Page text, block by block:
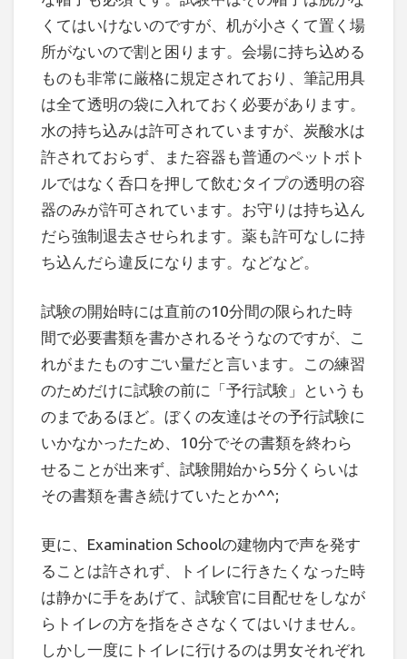
くてはいけないのですが、机が小さくて置く場
所がないので割と困ります。会場に持ち込める
ものも非常に厳格に規定されており、筆記用具
は全て透明の袋に入れておく必要があります。
水の持ち込みは許可されていますが、炭酸水は
許されておらず、また容器も普通のペットボト
ルではなく呑口を押して飲むタイプの透明の容
器のみが許可されています。お守りは持ち込ん
だら強制退去させられます。薬も許可なしに持
ち込んだら違反になります。などなど。
試験の開始時には直前の10分間の限られた時
間で必要書類を書かされるそうなのですが、こ
れがまたものすごい量だと言います。この練習
のためだけに試験の前に「予行試験」というも
のまであるほど。ぼくの友達はその予行試験に
いかなかったため、10分でその書類を終わら
せることが出来ず、試験開始から5分くらいは
その書類を書き続けていたとか^^;
更に、Examination Schoolの建物内で声を発す
ることは許されず、トイレに行きたくなった時
は静かに手をあげて、試験官に目配せをしなが
らトイレの方を指をささなくてはいけません。
しかし一度にトイレに行けるのは男女それぞれ